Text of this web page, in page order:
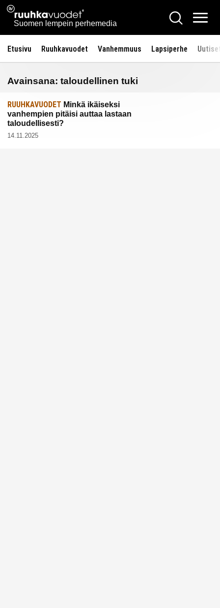
Siirry
sisältöön
Ruuhkavuodet.fi
Suomen lempein perhemedia
Hae
Etusivu Ruuhkavuodet Vanhemmuus Lapsiperhe
Avainsana: taloudellinen tuki
RUUHKAVUODET Minkä ikäiseksi
vanhempien pitäisi auttaa lastaan
taloudellisesti?
14.11.2025